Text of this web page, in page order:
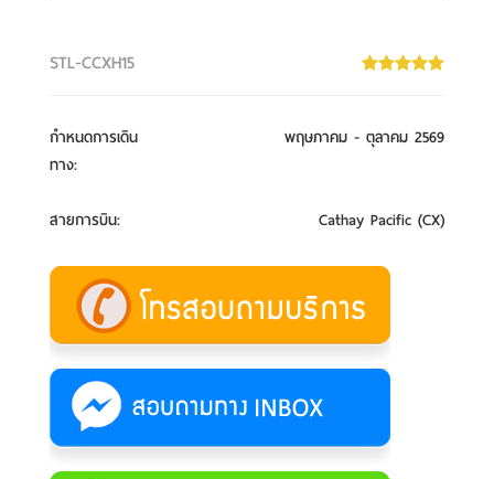
STL-CCXH15
กำหนดการเดิน
ทาง:
พฤษภาคม - ตุลาคม 2569
สายการบิน: Cathay Pacific (CX)